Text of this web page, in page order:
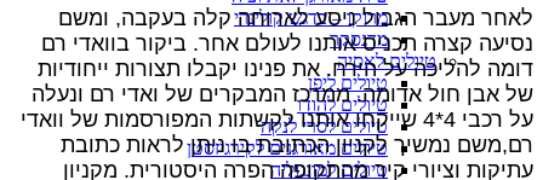
מרוקו – בדגש קולינרי
מדגסקר
טיולים לאסיה
טיולים ליפן
טיולים להודו
טיולים לסרי לנקה
טיולים מאורגנים לקירגיזסטן
טיולים למונגוליה
לאחר מעבר הגבול ניסע לארוחה קלה בעקבה, ומשם
נסיעה קצרה תכניס אותנו לעולם אחר. ביקור בוואדי רם
דומה להליכה על הירח. את פנינו יקבלו תצורות ייחודיות
של אבן חול אדומה. ממרכז המבקרים של ואדי רם ונעלה
על רכבי 4*4 שייקחו אותנו לקשתות המפורסמות של וואדי
רם,משם נמשיך לקניון הכתובת בו ניתן לראות כתובת
עתיקות וציורי קיר מהתקופה הפרה היסטורית. מקניון